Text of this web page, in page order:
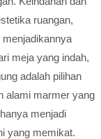
ruangan,
meja yang indah,
adalah pilihan
alami marmer yang
menjadi
yang memikat.